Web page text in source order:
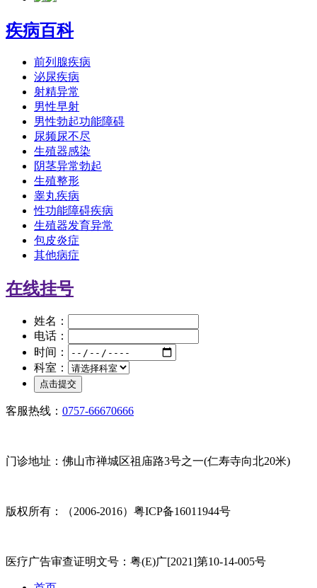
疾病百科
前列腺疾病
泌尿疾病
射精异常
男性早射
男性勃起功能障碍
尿频尿不尽
生殖器感染
阴茎异常勃起
生殖整形
睾丸疾病
性功能障碍疾病
生殖器发育异常
包皮炎症
其他病症
在线挂号
姓名：
电话：
时间：
科室：
客服热线： 0757-66670666
门诊地址：佛山市禅城区祖庙路3号之一(仁寿寺向北20米)
版权所有：（2006-2016）粤ICP备16011944号
医疗广告审查证明文号：粤(E)广[2021]第10-14-005号